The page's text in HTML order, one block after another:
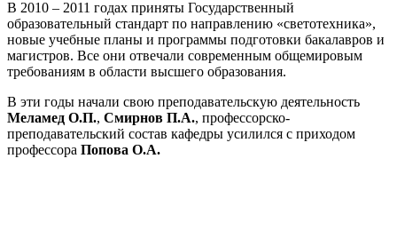
В 2010 – 2011 годах приняты Государственный
образовательный стандарт по направлению «светотехника»,
новые учебные планы и программы подготовки бакалавров и
магистров. Все они отвечали современным общемировым
требованиям в области высшего образования.
В эти годы начали свою преподавательскую деятельность
Меламед О.П., Смирнов П.А.​, профессорско-
преподавательский состав кафедры усилился с приходом
профессора Попова О.А.